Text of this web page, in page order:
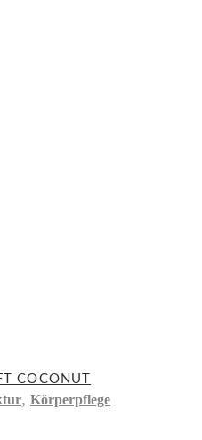
COCONUT
, Körperpflege